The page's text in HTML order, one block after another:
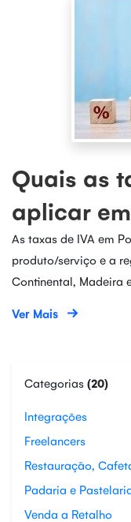
Quais as
aplicar
As taxas de IVA em
produto/serviço e a
Continental, Madeira
Ver Mais
Categorias (20)
Integrações
Freelancers
Restauração,
Padaria e
Venda a Retalho